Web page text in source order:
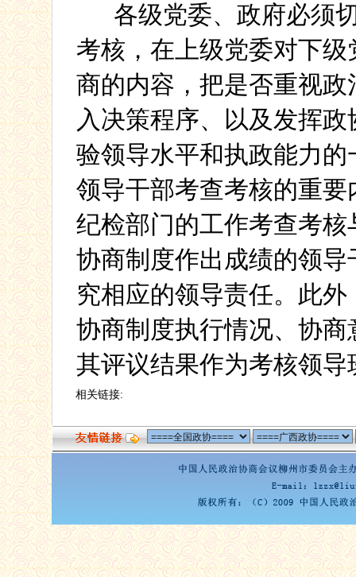
各级党委、政府必须
考核，在上级党委对下
商的内容，把是否重视
入决策程序、以及发挥
验领导水平和执政能力
领导干部考查考核的重
纪检部门的工作考查考
协商制度作出成绩的领
究相应的领导责任。此
协商制度执行情况、协
其评议结果作为考核领
相关链接: